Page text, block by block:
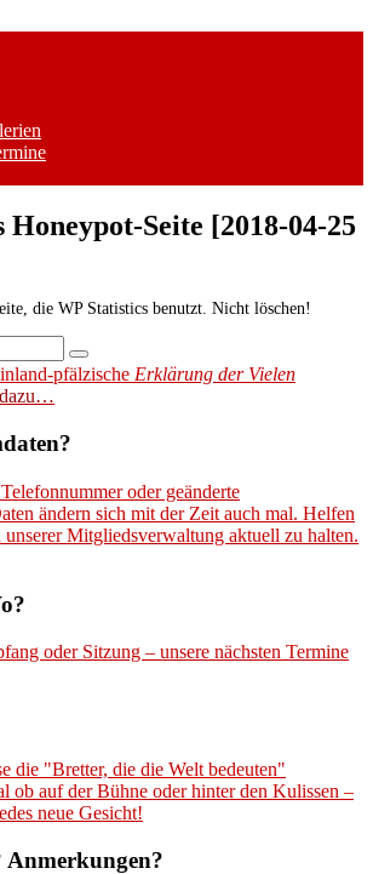
Honeypot-Seite [2018-04-25
die WP Statistics benutzt. Nicht löschen!
pfälzische Erklärung der Vielen
oder geänderte
ändern sich mit der Zeit auch mal. Helfen
unserer Mitgliedsverwaltung aktuell zu halten.
oder Sitzung – unsere nächsten Termine
die "Bretter, die die Welt bedeuten"
ob auf der Bühne oder hinter den Kulissen –
neue Gesicht!